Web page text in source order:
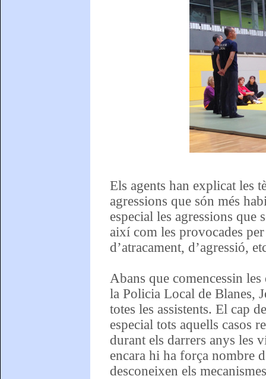
Els agents han explicat les
agressions que són més
especial les agressions que
així com les provocades
d’atracament, d’agressió,
Abans que comencessin
la Policia Local de Blanes,
totes les assistents. El cap
especial tots aquells casos
durant els darrers anys les
encara hi ha força nombre
desconeixen els